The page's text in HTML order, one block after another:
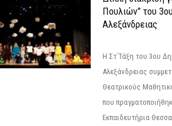
Πουλιών” του
Αλεξάνδρειας
Η Στ΄Τάξη του 3ου
Αλεξάνδρειας
Θεατρικούς
που
Εκπαιδευτήρια